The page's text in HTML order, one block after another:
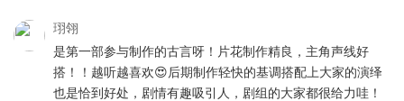
珝翎
是第一部参与制作的古言呀！片花制作精良，主角声线好
搭！！越听越喜欢😍后期制作轻快的基调搭配上大家的演绎
也是恰到好处，剧情有趣吸引人，剧组的大家都很给力哇！